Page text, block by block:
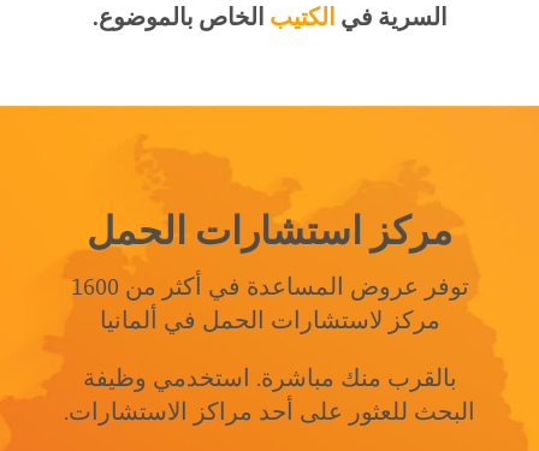
السرية في الكتيب الخاص بالموضوع.
مركز استشارات الحمل
توفر عروض المساعدة في أكثر من 1600
مركز لاستشارات الحمل في ألمانيا
بالقرب منك مباشرة. استخدمي وظيفة
البحث للعثور على أحد مراكز الاستشارات.